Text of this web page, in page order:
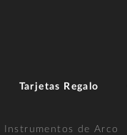
Tarjetas Regalo
Instrumentos de Arco